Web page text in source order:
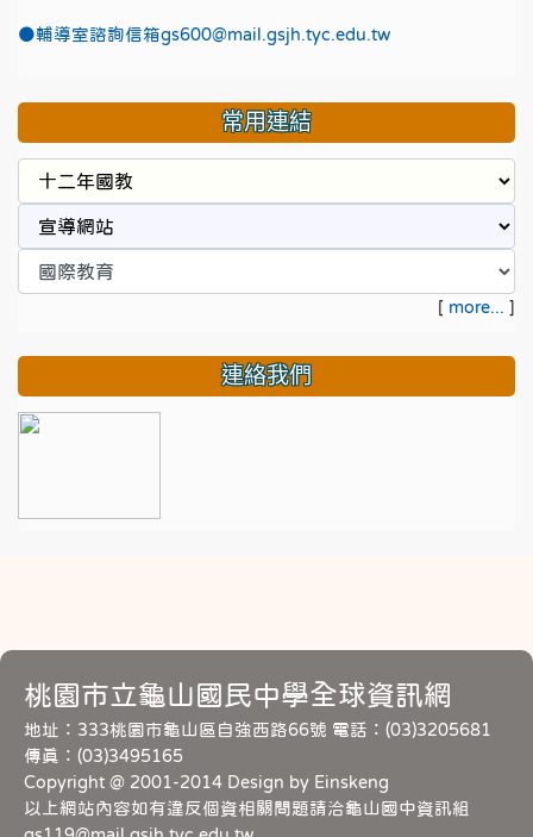
●輔導室諮詢信箱gs600@mail.gsjh.tyc.edu.tw
常用連結
[ more... ]
連絡我們
桃園市立龜山國民中學全球資訊網
地址：333桃園市龜山區自強西路66號 電話：(03)3205681
傳真：(03)3495165
Copyright @ 2001-2014 Design by Einskeng
以上網站內容如有違反個資相關問題請洽龜山國中資訊組